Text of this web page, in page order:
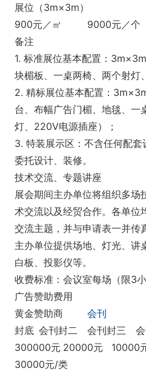
展位（3m×3m）
900元／㎡
9000元／个
备注
1. 标准展位基本配置：
块楣板、一桌两椅、两个射灯
2. 精标展位基本配置：
台、布幅广告门楣、地毯、一
灯、220V电源插座）；
3. 特装展示区：不含任何配
委托设计、装修。
技术交流、专题讲座
展会期间主办单位将组织多场
术交流以及经贸合作。各单位
交流主题，并与申请表一并传
主办单位提供场地、灯光、讲
白板、投影仪等。
收费标准：会议室每场（限3
广告赞助费用
黄金赞助商
会刊
封底 会刊封二 会刊封三
300000元 20000元 10000
30000元/类